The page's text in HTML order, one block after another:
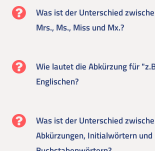
Was ist der Unterschied
Mrs., Ms., Miss und Mx.?
Wie lautet die Abkürzung für
Englischen?
Was ist der Unterschied
Abkürzungen, Initialwörtern und